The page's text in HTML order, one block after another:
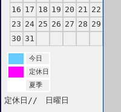
16 17 18 19 20 21 22
23 24 25 26 27 28 29
30 31
今日
定休日
夏季
定休日// 日曜日